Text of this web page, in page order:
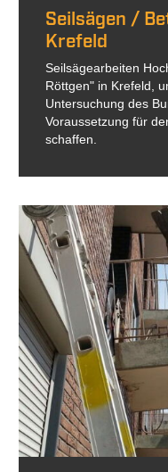
Seilsägen /
Krefeld
Seilsägearbeiten
Röttgen" in Krefeld,
Untersuchung des
Voraussetzung für
schaffen.